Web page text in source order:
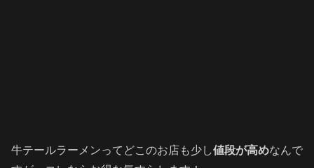
牛テールラーメンってどこのお店も少し値段が高めなんで